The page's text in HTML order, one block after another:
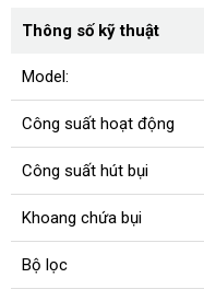
Thông số kỹ thuật
Model:
Công suất hoạt động
Công suất hút bụi
Khoang chứa bụi
Bộ lọc